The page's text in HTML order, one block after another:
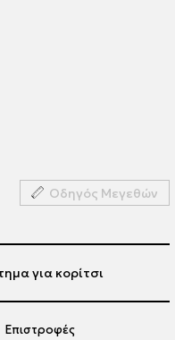
Οδηγός Μεγεθών
Επιστροφές
για κορίτσι